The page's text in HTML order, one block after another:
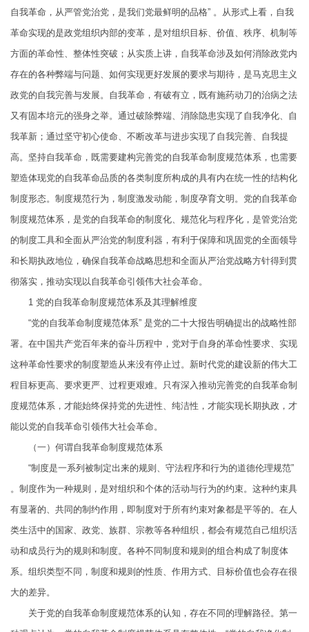
自我革命，从严管党治党，是我们党最鲜明的品格” 。从形式上看，自我
革命实现的是政党组织内部的变革，是对组织目标、价值、秩序、机制等
方面的革命性、整体性突破；从实质上讲，自我革命涉及如何消除政党内
存在的各种弊端与问题、如何实现更好发展的要求与期待，是马克思主义
政党的自我完善与发展。自我革命，有破有立，既有施药动刀的治病之法
又有固本培元的强身之举。通过破除弊端、消除隐患实现了自我净化、自
我革新；通过坚守初心使命、不断改革与进步实现了自我完善、自我提
高。坚持自我革命，既需要建构完善党的自我革命制度规范体系，也需要
塑造体现党的自我革命品质的各类制度所构成的具有内在统一性的结构化
制度形态。制度规范行为，制度激发动能，制度孕育文明。党的自我革命
制度规范体系，是党的自我革命的制度化、规范化与程序化，是管党治党
的制度工具和全面从严治党的制度利器，有利于保障和巩固党的全面领导
和长期执政地位，确保自我革命战略思想和全面从严治党战略方针得到贯
彻落实，推动实现以自我革命引领伟大社会革命。
1 党的自我革命制度规范体系及其理解维度
“党的自我革命制度规范体系” 是党的二十大报告明确提出的战略性部
署。在中国共产党百年来的奋斗历程中，党对于自身的革命性要求、实现
这种革命性要求的制度塑造从来没有停止过。新时代党的建设新的伟大工
程目标更高、要求更严、过程更艰难。只有深入推动完善党的自我革命制
度规范体系，才能始终保持党的先进性、纯洁性，才能实现长期执政，才
能以党的自我革命引领伟大社会革命。
（一）何谓自我革命制度规范体系
“制度是一系列被制定出来的规则、守法程序和行为的道德伦理规范”
。制度作为一种规则，是对组织和个体的活动与行为的约束。这种约束具
有显著的、共同的制约作用，即制度对于所有约束对象都是平等的。在人
类生活中的国家、政党、族群、宗教等各种组织，都会有规范自己组织活
动和成员行为的规则和制度。各种不同制度和规则的组合构成了制度体
系。组织类型不同，制度和规则的性质、作用方式、目标价值也会存在很
大的差异。
关于党的自我革命制度规范体系的认知，存在不同的理解路径。第一